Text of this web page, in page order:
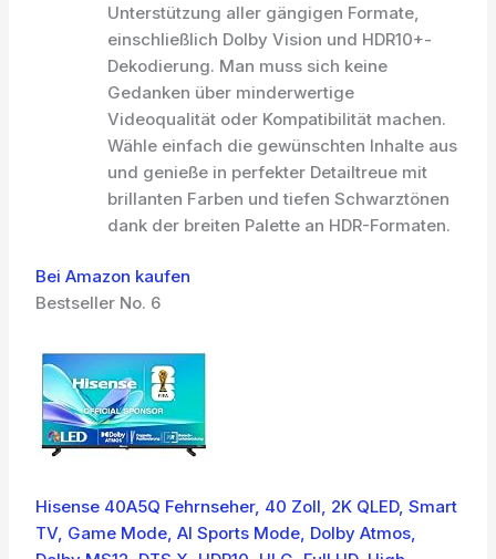
Unterstützung aller gängigen Formate,
einschließlich Dolby Vision und HDR10+-
Dekodierung. Man muss sich keine
Gedanken über minderwertige
Videoqualität oder Kompatibilität machen.
Wähle einfach die gewünschten Inhalte aus
und genieße in perfekter Detailtreue mit
brillanten Farben und tiefen Schwarztönen
dank der breiten Palette an HDR-Formaten.
Bei Amazon kaufen
Bestseller No. 6
Hisense 40A5Q Fehrnseher, 40 Zoll, 2K QLED, Smart
TV, Game Mode, AI Sports Mode, Dolby Atmos,